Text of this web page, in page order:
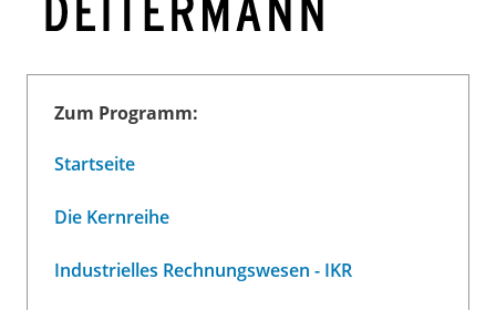
Zum Programm:
Startseite
Die Kernreihe
Industrielles Rechnungswesen - IKR